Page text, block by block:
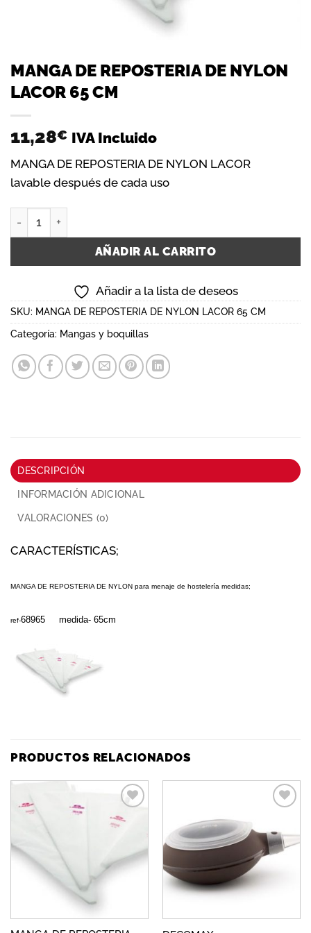
MANGA DE REPOSTERIA DE NYLON
LACOR 65 CM
11,28€ IVA Incluido
MANGA DE REPOSTERIA DE NYLON LACOR
lavable después de cada uso
AÑADIR AL CARRITO
Añadir a la lista de deseos
SKU: MANGA DE REPOSTERIA DE NYLON LACOR 65 CM
Categoría: Mangas y boquillas
DESCRIPCIÓN
INFORMACIÓN ADICIONAL
VALORACIONES (0)
CARACTERÍSTICAS;
MANGA DE REPOSTERIA DE NYLON para menaje de hostelería medidas;
ref-68965 medida- 65cm
PRODUCTOS RELACIONADOS
Añadir
deseos
a la
lista de
deseos